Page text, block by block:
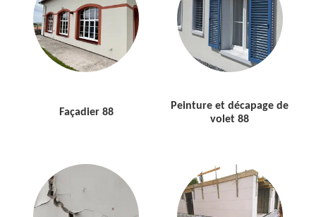
Façadier 88
Peinture et décapage de
volet 88